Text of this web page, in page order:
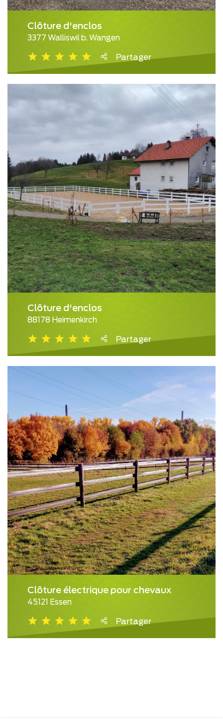
Clôture d'enclos
3377 Walliswil b. Wangen
Partager
Clôture d'enclos
88178 Heimenkirch
Partager
Clôture électrique pour chevaux
45121 Essen
Partager